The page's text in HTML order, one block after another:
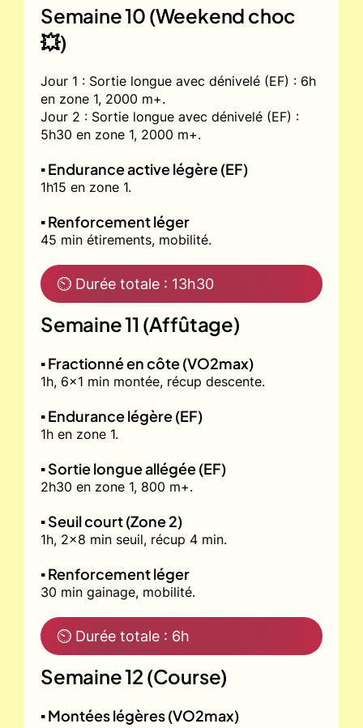
Semaine 10 (Weekend choc
💥)
Jour 1 : Sortie longue avec dénivelé (EF) : 6h
en zone 1, 2000 m+.
Jour 2 : Sortie longue avec dénivelé (EF) :
5h30 en zone 1, 2000 m+.
▪️ Endurance active légère (EF)
1h15 en zone 1.
▪️ Renforcement léger
45 min étirements, mobilité.
⏲ Durée totale : 13h30
Semaine 11 (Affûtage)
▪️ Fractionné en côte (VO2max)
1h, 6x1 min montée, récup descente.
▪️ Endurance légère (EF)
1h en zone 1.
▪️ Sortie longue allégée (EF)
2h30 en zone 1, 800 m+.
▪️ Seuil court (Zone 2)
1h, 2x8 min seuil, récup 4 min.
▪️ Renforcement léger
30 min gainage, mobilité.
⏲ Durée totale : 6h
Semaine 12 (Course)
▪️ Montées légères (VO2max)